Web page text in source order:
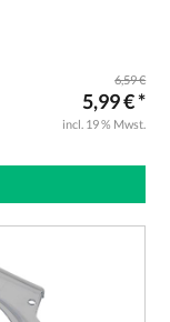
6,59 €
5,99 € *
incl. 19 % Mwst.